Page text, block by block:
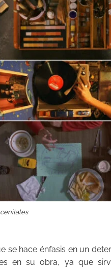
se hace énfasis en un
en su obra, ya que